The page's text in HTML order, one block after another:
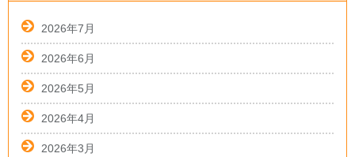
2026年7月
2026年6月
2026年5月
2026年4月
2026年3月